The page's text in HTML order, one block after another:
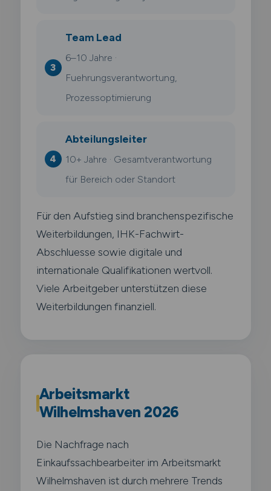
Team Lead
6–10 Jahre ·
Fuehrungsverantwortung,
Prozessoptimierung
Abteilungsleiter
10+ Jahre · Gesamtverantwortung
für Bereich oder Standort
Für den Aufstieg sind branchenspezifische
Weiterbildungen, IHK-Fachwirt-
Abschluesse sowie digitale und
internationale Qualifikationen wertvoll.
Viele Arbeitgeber unterstützen diese
Weiterbildungen finanziell.
Arbeitsmarkt
Wilhelmshaven 2026
Die Nachfrage nach
Einkaufssachbearbeiter im Arbeitsmarkt
Wilhelmshaven ist durch mehrere Trends